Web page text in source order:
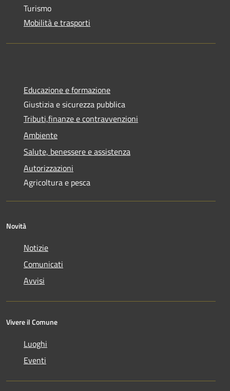
Turismo
Mobilità e trasporti
Educazione e formazione
Giustizia e sicurezza pubblica
Tributi,finanze e contravvenzioni
Ambiente
Salute, benessere e assistenza
Autorizzazioni
Agricoltura e pesca
Novità
Notizie
Comunicati
Avvisi
Vivere il Comune
Luoghi
Eventi